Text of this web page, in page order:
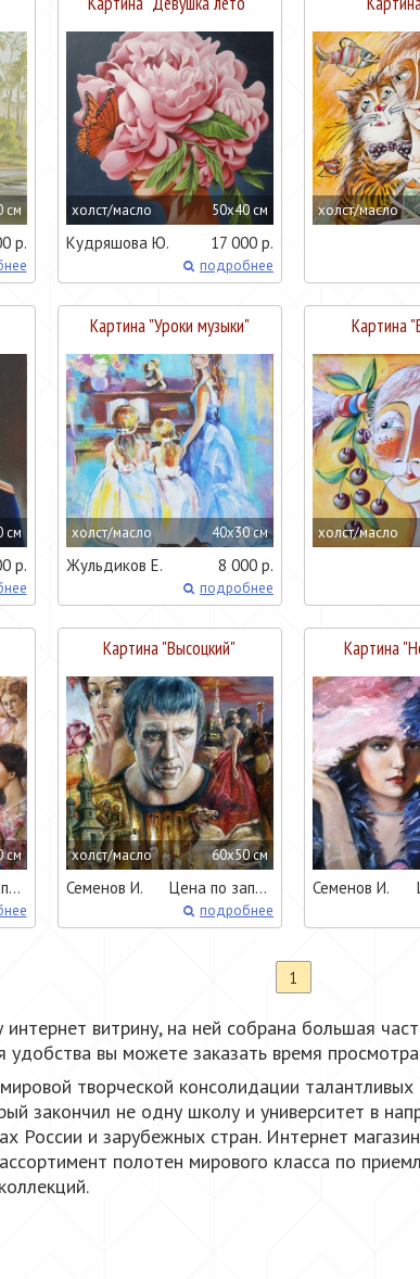
см
р.
холст/масло 50x40 см
Кудряшова Ю. 17 000 р.
подробнее
холст/масло
см
р.
Картина "Уроки музыки"
холст/масло 40x30 см
Жульдиков Е. 8 000 р.
подробнее
Картина "
холст/масло
см
Цена по запросу
Картина "Высоцкий"
холст/масло 60x50 см
Семенов И. Цена по запросу
подробнее
Картина "
Семенов И.
1
витрину, на ней собрана большая
вы можете заказать время
творческой консолидации
закончил не одну школу и университет в
и зарубежных стран. Интернет
полотен мирового класса по